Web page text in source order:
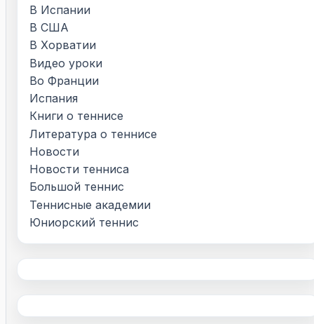
В Испании
В США
В Хорватии
Видео уроки
Во Франции
Испания
Книги о теннисе
Литература о теннисе
Новости
Новости тенниса
Большой теннис
Теннисные академии
Юниорский теннис